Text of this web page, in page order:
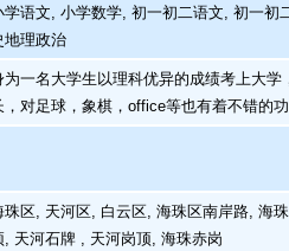
语文, 小学数学, 初一初二语文, 初一初
地理政治
一名大学生以理科优异的成绩考上大学
，对足球，象棋，office等也有着不错的
区, 天河区, 白云区, 海珠区南岸路, 海
, 天河石牌 , 天河岗顶, 海珠赤岗